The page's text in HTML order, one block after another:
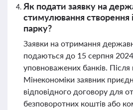
Як подати заявку на
стимулювання створення
парку?
Заявки на отримання
подаються до 15 серпня
уповноважених банків.
Мінекономіки заявник
відповідного договору для
безповоротних коштів або